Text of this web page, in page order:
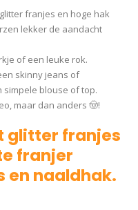
franjes en hoge hak
lekker de aandacht
of een leuke rok.
skinny jeans of
simpele blouse of top.
maar dan anders 🤠!
glitter franjes
franjer
en naaldhak.